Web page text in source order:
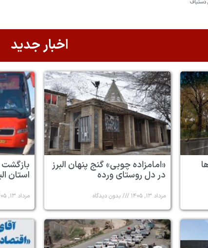
دستباف
اخبار جدید
«امامزاده چوبی» گنج پنهان البرز
در دل روستای ورده
مرداد ۱۳, ۱۴۰۵ بدون دیدگاه
استان
مرداد ۱۳, ۱۴۰۵